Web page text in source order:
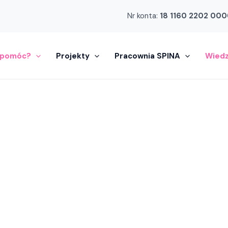
Nr konta: 18 1160 2202
Projekty Pracownia SPINA